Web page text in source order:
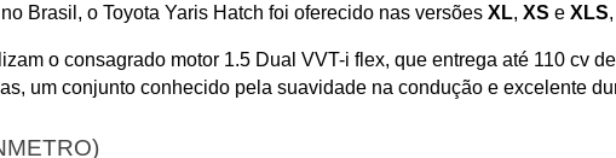
Brasil, o Toyota Yaris Hatch foi oferecido nas versões XL, XS e XLS
o consagrado motor 1.5 Dual VVT-i flex, que entrega até 110 cv
um conjunto conhecido pela suavidade na condução e excelente